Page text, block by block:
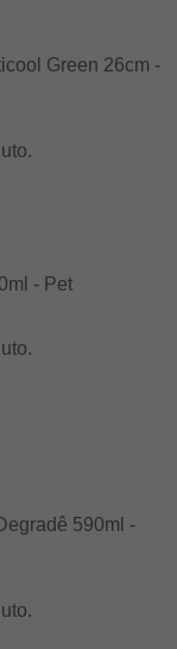
Green 26cm -
- Pet
590ml -